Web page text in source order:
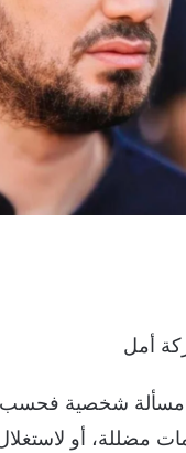
أمل
مسألة شخصية
مضللة، أو